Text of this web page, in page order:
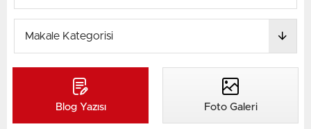
Blog Yazısı Foto Galeri